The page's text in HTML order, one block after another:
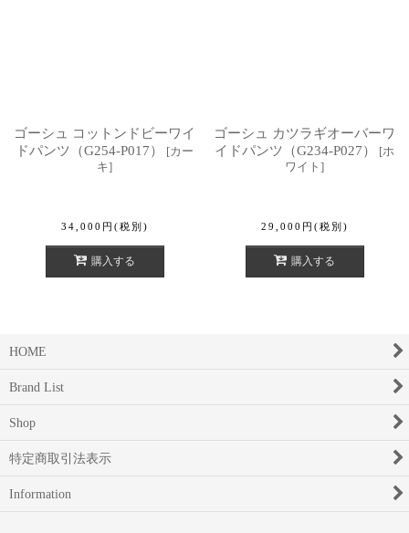
ゴーシュ コットンドビーワイ
ドパンツ（G254-P017）
[カー
キ]
34,000 円 (税別)
購入する
ゴーシュ カツラギオーバーワ
イドパンツ（G234-P027）
[ホ
ワイト ]
29,000 円 (税別)
購入する
HOME
Brand List
Shop
特定商取引法表示
Information